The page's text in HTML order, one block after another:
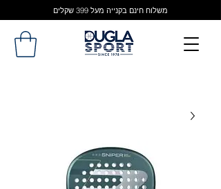
משלוח חינם בקנייה מעל 399 שקלים